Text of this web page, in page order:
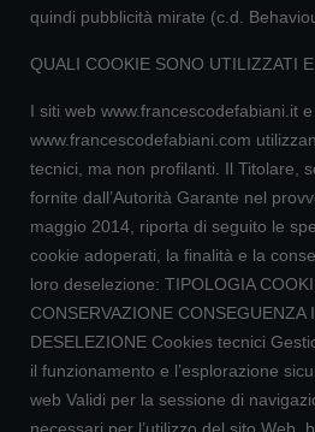
quindi pubblicità mirate (c.d.
QUALI COOKIE SONO UTILIZZATI
I siti web www.francescodefabiani.it e
www.francescodefabiani.com
tecnici, ma non profilanti. Il Titolare,
fornite dall’Autorità Garante nel
maggio 2014, riporta di seguito le
cookie adoperati, la finalità e la
loro deselezione: TIPOLOGIA
CONSERVAZIONE CONSEGUENZA
DESELEZIONE Cookies tecnici
il funzionamento e l’esplorazione
web Validi per la sessione di